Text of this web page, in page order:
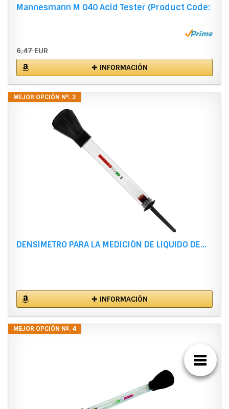
Mannesmann M 040 Acid Tester (Product Code:
6,47 EUR
✚ INFORMACIÓN
MEJOR OPCIÓN Nº. 3
DENSIMETRO PARA LA MEDICIÓN DE LIQUIDO DE...
✚ INFORMACIÓN
MEJOR OPCIÓN Nº. 4